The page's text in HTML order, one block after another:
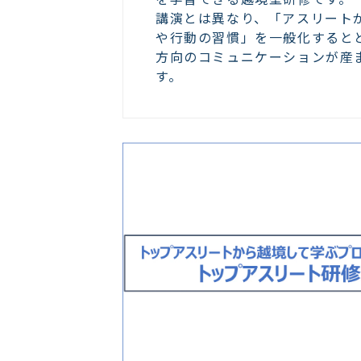
講演とは異なり、「アスリート
や行動の習慣」を一般化すると
方向のコミュニケーションが産
す。